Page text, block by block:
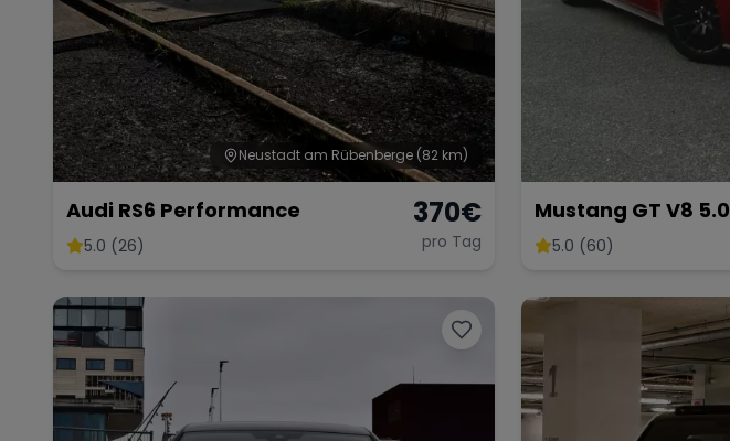
Neustadt am Rübenberge (82 km)
Audi RS6 Performance
5.0 (26)
370€
pro Tag
Mustang GT V8 5.0
5.0 (60)